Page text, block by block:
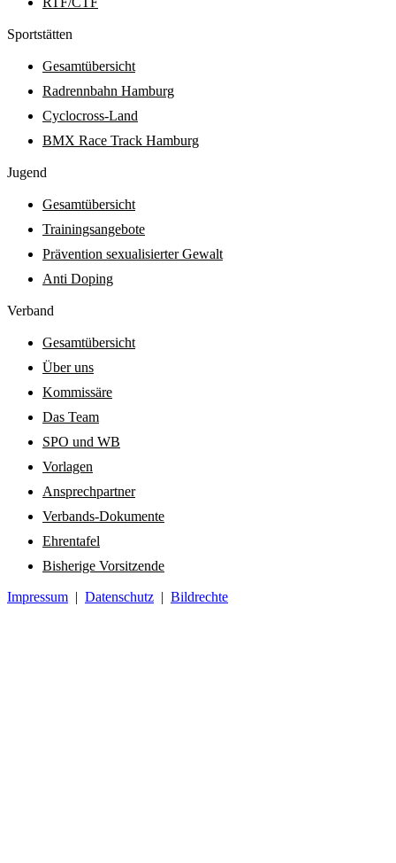
Sport­stätten
Gesamtübersicht
Radrennbahn Hamburg
Cyclocross-Land
BMX Race Track Hamburg
Jugend
Gesamtübersicht
Trainingsangebote
Prävention sexualisierter Gewalt
Anti Doping
Verband
Gesamtübersicht
Über uns
Kommissäre
Das Team
SPO und WB
Vorlagen
Ansprechpartner
Verbands-Dokumente
Ehrentafel
Bisherige Vorsitzende
Impressum | Datenschutz | Bildrechte